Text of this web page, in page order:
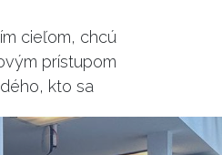
cieľom, chcú
prístupom
kto sa